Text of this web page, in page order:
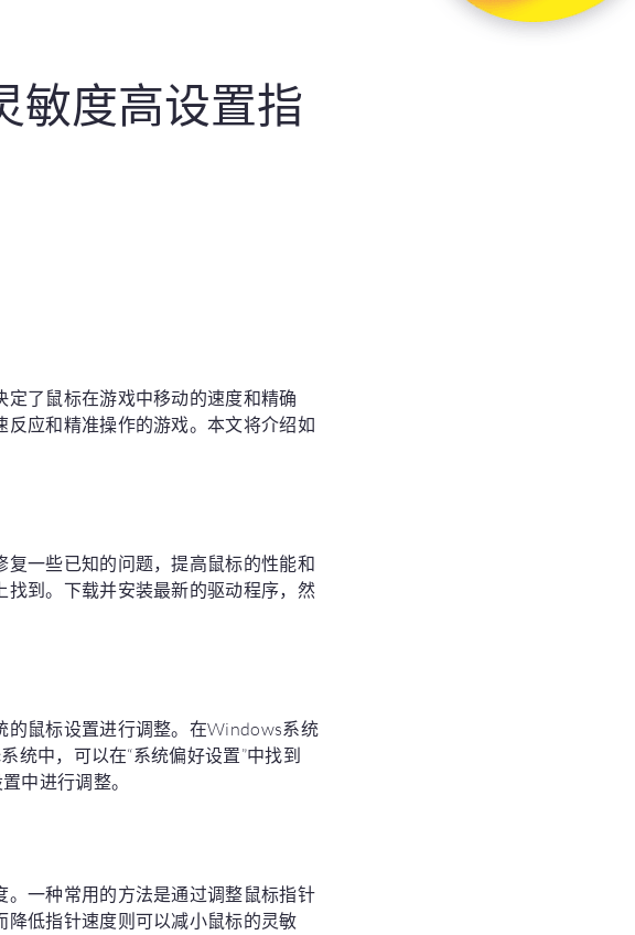
敏度高设置指
了鼠标在游戏中移动的速度和精确
应和精准操作的游戏。本文将介绍如
一些已知的问题，提高鼠标的性能和
到。下载并安装最新的驱动程序，然
鼠标设置进行调整。在Windows系统
统中，可以在“系统偏好设置”中找到
中进行调整。
一种常用的方法是通过调整鼠标指针
低指针速度则可以减小鼠标的灵敏